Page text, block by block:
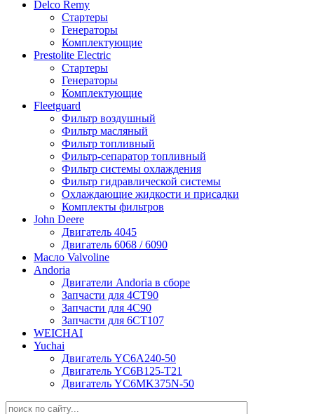
Delco Remy
Стартеры
Генераторы
Комплектующие
Prestolite Electric
Стартеры
Генераторы
Комплектующие
Fleetguard
Фильтр воздушный
Фильтр масляный
Фильтр топливный
Фильтр-сепаратор топливный
Фильтр системы охлаждения
Фильтр гидравлической системы
Охлаждающие жидкости и присадки
Комплекты фильтров
John Deere
Двигатель 4045
Двигатель 6068 / 6090
Масло Valvoline
Andoria
Двигатели Andoria в сборе
Запчасти для 4CT90
Запчасти для 4С90
Запчасти для 6CT107
WEICHAI
Yuchai
Двигатель YC6A240-50
Двигатель YC6B125-T21
Двигатель YC6MK375N-50